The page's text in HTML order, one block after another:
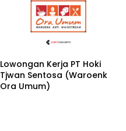
Lowongan Kerja PT Hoki
Tjwan Sentosa (Waroenk
Ora Umum)